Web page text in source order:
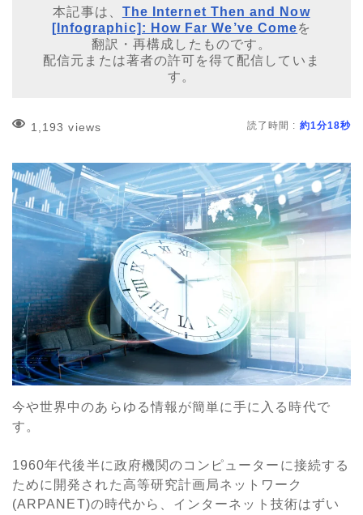
本記事は、 The Internet Then and Now
[Infographic]: How Far We’ve Comeを
翻訳・再構成したものです。
配信元または著者の許可を得て配信していま
す。
1,193 views 読了時間 : 約1分18秒
今や世界中のあらゆる情報が簡単に手に入る時代で
す。
1960年代後半に政府機関のコンピューターに接続する
ために開発された高等研究計画局ネットワーク
(ARPANET)の時代から、インターネット技術はずい